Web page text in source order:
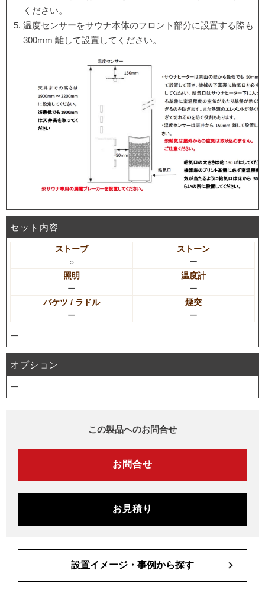
ください。
温度センサーをサウナ本体のフロント部分に設置する際も
300mm 離して設置してください。
セット内容
ストーブ
○
ストーン
ー
照明
ー
温度計
ー
バケツ / ラドル
ー
煙突
ー
ー
オプション
ー
この製品へのお問合せ
お問合せ
お見積り
設置イメージ・事例から探す